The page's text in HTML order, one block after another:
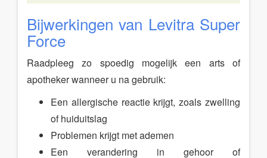
Bijwerkingen van Levitra Super
Force
Raadpleeg zo spoedig mogelijk een arts of
apotheker wanneer u na gebruik:
Een allergische reactie krijgt, zoals zwelling
of huiduitslag
Problemen krijgt met ademen
Een verandering in gehoor of